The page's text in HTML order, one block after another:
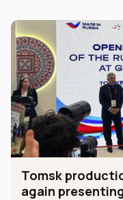
Tomsk
again